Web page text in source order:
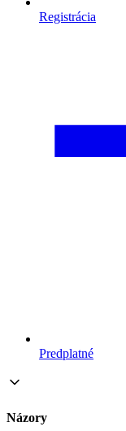
Registrácia
Predplatné
Názory